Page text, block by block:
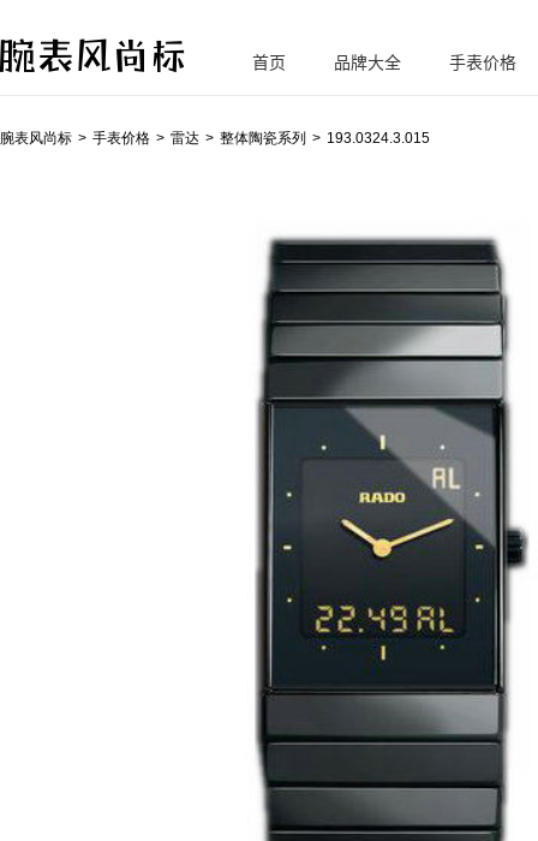
腕
首页 品牌大全 手表价格
腕表风尚标 手表价格 雷达 整体陶瓷系列 193.0324.3.015